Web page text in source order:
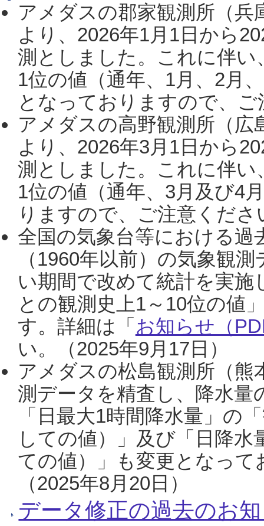
アメダスの郡家観測所（
より、2026年1月1日から
測としました。これに伴い
1位の値（通年、1月、2月
となっておりますので、
アメダスの高野観測所（
より、2026年3月1日から
測としました。これに伴い
1位の値（通年、3月及び4
りますので、ご注意くだ
全国の気象台等における過
（1960年以前）の気象観
い期間で改めて統計を実
との観測史上1～10位の値
す。詳細は「 お知らせ（
い。（2025年9月17日）
アメダスの松島観測所（熊
測データを精査し、降水
「日最大1時間降水量」の
しての値）」及び「日降
ての値）」も変更となっ
（2025年8月20日）
データ修正の過去のお